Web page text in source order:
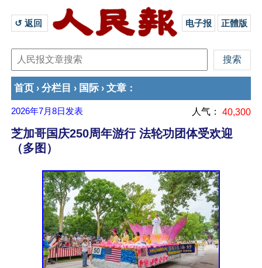
↺ 返回 电子报 正體版
首页 › 分栏目 › 国际 › 文章 ：
2026年7月8日 发表 人气： 40,300
芝加哥国庆250周年游行 法轮功团体受欢迎
（多图）